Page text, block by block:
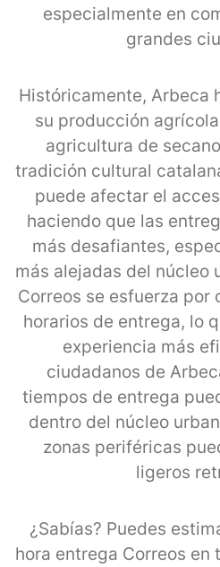
especialmente en
grandes
Históricamente, Arbeca
su producción
agricultura de
tradición cultural
puede afectar el
haciendo que las
más desafiantes,
más alejadas del núcleo
Correos se esfuerza por
horarios de entrega, lo
experiencia más
ciudadanos de
tiempos de entrega
dentro del núcleo
zonas periféricas
ligeros
¿Sabías? Puedes
hora entrega Correos en